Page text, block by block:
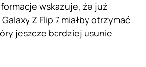
wskazuje, że już
Z Flip 7 miałby otrzymać
jeszcze bardziej usunie